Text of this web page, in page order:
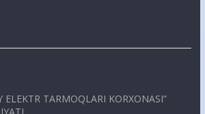
ELEKTR TARMOQLARI KORXONASI”